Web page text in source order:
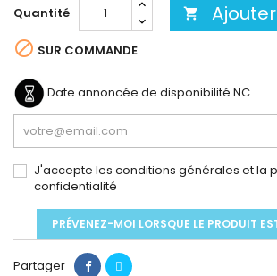
Quantité 
 SUR COMMANDE
Date annoncée de disponibilité NC
J'accepte les conditions générales et la
confidentialité
PRÉVENEZ-MOI LORSQUE LE PRODUIT
Partager